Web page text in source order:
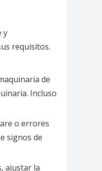
y
requisitos.
de
Incluso
o errores
signos de
ajustar la